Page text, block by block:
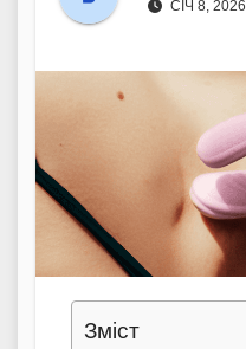
СІЧ 8, 2026
Зміст